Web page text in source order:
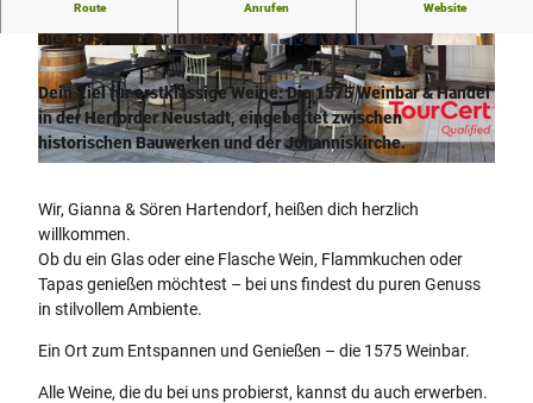
©CC-BY-SA © CC-BY-SA
Route Anrufen Website
Exzellente Weine und herzliche Gastfreundschaft - das ist
die 1575 Weinbar in Herford!
Dein Ziel für erstklassige Weine: Die 1575 Weinbar & Handel
in der Herforder Neustadt, eingebettet zwischen
historischen Bauwerken und der Johanniskirche.
Wir, Gianna & Sören Hartendorf, heißen dich herzlich
willkommen.
Ob du ein Glas oder eine Flasche Wein, Flammkuchen oder
Tapas genießen möchtest – bei uns findest du puren Genuss
in stilvollem Ambiente.
Ein Ort zum Entspannen und Genießen – die 1575 Weinbar.
Alle Weine, die du bei uns probierst, kannst du auch erwerben.